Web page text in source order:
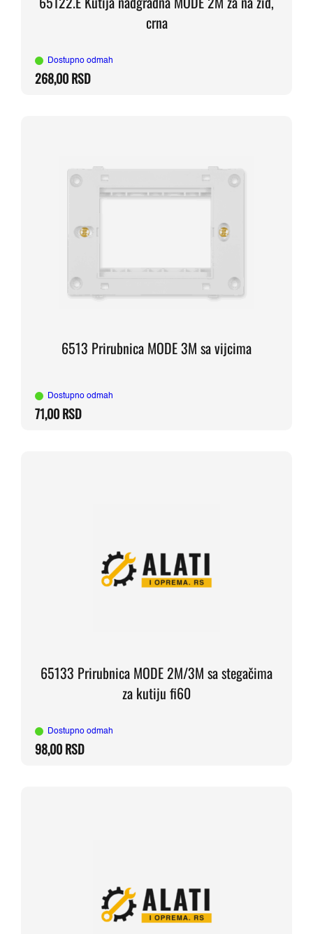
crna
Dostupno odmah
268,00RSD
6513 Prirubnica MODE 3M sa vijcima
Dostupno odmah
71,00RSD
65133 Prirubnica MODE 2M/3M sa stegačima
za kutiju fi60
Dostupno odmah
98,00RSD